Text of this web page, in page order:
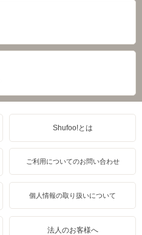
Shufoo!とは
ご利用についてのお問い合わせ
個人情報の取り扱いについて
法人のお客様へ